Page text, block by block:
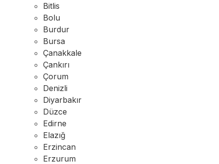
Bitlis
Bolu
Burdur
Bursa
Çanakkale
Çankırı
Çorum
Denizli
Diyarbakır
Düzce
Edirne
Elazığ
Erzincan
Erzurum